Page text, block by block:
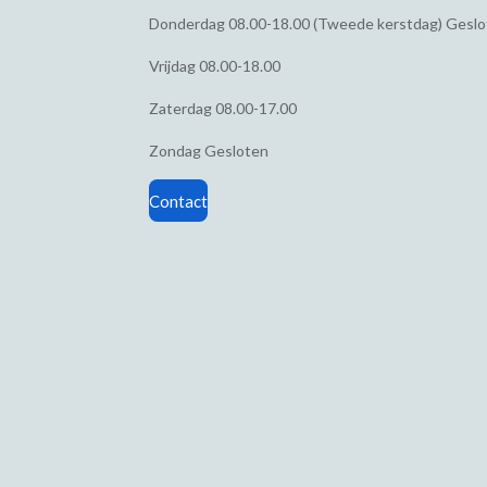
Donderdag08.00-18.00 (Tweede kerstdag)
Vrijdag08.00-18.00
Zaterdag08.00-17.00
ZondagGesloten
Contact